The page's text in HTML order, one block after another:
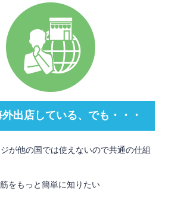
出店している、でも・・・
が他の国では使えないので共通の仕組
をもっと簡単に知りたい